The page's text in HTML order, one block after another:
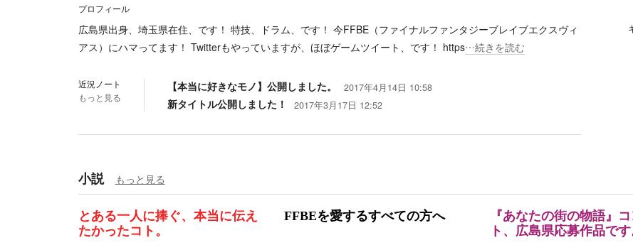
プロフィール
広島県出身、埼玉県在住、です！ 特技、ドラム、です！ 今FFBE（ファイナルファンタジーブレイブエクスヴィ
アス）にハマってます！ Twitterもやっていますが、ほぼゲームツイート、です！ https…続きを読む
近況ノート
もっと見る
【本当に好きなモノ】公開しました。 2017年4月14日 10:58
新タイトル公開しました！ 2017年3月17日 12:52
小説 もっと見る
とある一人に捧ぐ、本当に伝え
たかったコト。
FFBEを愛するすべての方へ
『あなたの街の物語』
ト、広島県応募作品です